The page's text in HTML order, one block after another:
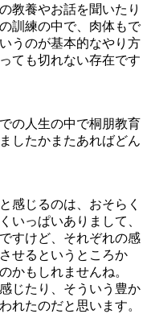
教養やお話を聞いたり
訓練の中で、肉体もで
うのが基本的なやり方
ても切れない存在です
の人生の中で桐朋教育
したかまたあればどん
感じるのは、おそらく
いっぱいありまして、
すけど、それぞれの感
せるというところか
かもしれませんね。
じたり、そういう豊か
れたのだと思います。